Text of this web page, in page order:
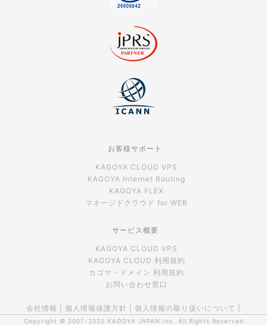
お客様サポート
KAGOYA CLOUD VPS
KAGOYA Internet Routing
KAGOYA FLEX
マネージドクラウド for WEB
サービス概要
KAGOYA CLOUD VPS
KAGOYA CLOUD 利用規約
カゴヤ・ドメイン 利用規約
お問い合わせ窓口
会社情報 個人情報保護方針 個人情報の取り扱いについて
Copyright © 2007-2020 KAGOYA JAPAN Inc. All Rights Reserved.